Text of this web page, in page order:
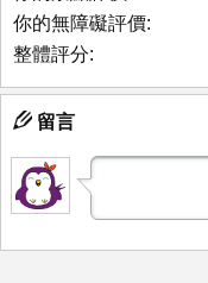
你的無障礙評價:
整體評分:
留言